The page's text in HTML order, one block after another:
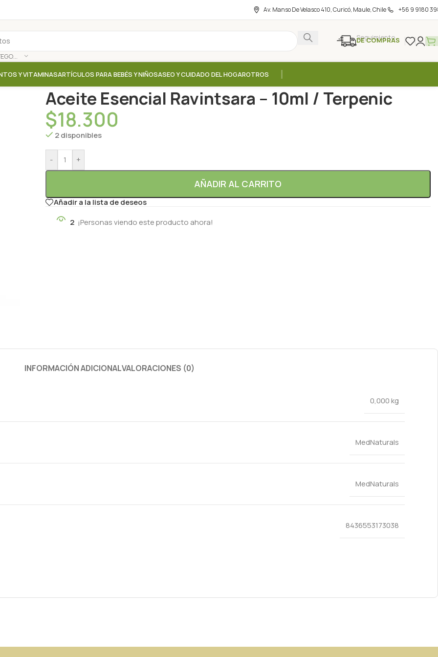
Av. Manso De Velasco 410, Curicó, Maule, Chile +56 9 9180
SELECCIONAR CATEGORÍA
Seguimiento
DE COMPRAS
Y VITAMINASARTÍCULOS PARA BEBÉS Y NIÑOSASEO Y CUIDADO DEL HOGAROTROS
Aceite Esencial Ravintsara – 10ml / Terpenic
$18.300
2 disponibles
- +
AÑADIR AL CARRITO
Añadir a la lista de deseos
2 ¡Personas viendo este producto ahora!
INFORMACIÓN ADICIONALVALORACIONES (0)
0,000 kg
MedNaturals
MedNaturals
8436553173038